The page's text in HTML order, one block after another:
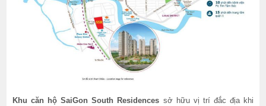
Khu căn hộ SaiGon South Residences sở hữu vị trí đắc địa khi